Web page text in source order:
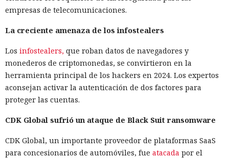
empresas de telecomunicaciones.
La creciente amenaza de los infostealers
Los infostealers, que roban datos de navegadores y
monederos de criptomonedas, se convirtieron en la
herramienta principal de los hackers en 2024. Los expertos
aconsejan activar la autenticación de dos factores para
proteger las cuentas.
CDK Global sufrió un ataque de Black Suit ransomware
CDK Global, un importante proveedor de plataformas SaaS
para concesionarios de automóviles, fue atacada por el